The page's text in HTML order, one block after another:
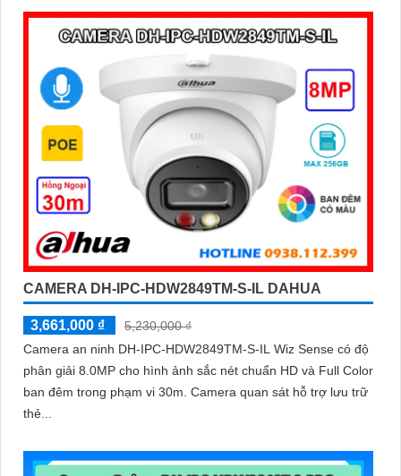
CAMERA DH-IPC-HDW2849TM-S-IL DAHUA
3,661,000 ₫
5,230,000 ₫
Camera an ninh DH-IPC-HDW2849TM-S-IL Wiz Sense có độ
phân giải 8.0MP cho hình ảnh sắc nét chuẩn HD và Full Color
ban đêm trong phạm vi 30m. Camera quan sát hỗ trợ lưu trữ
thẻ...